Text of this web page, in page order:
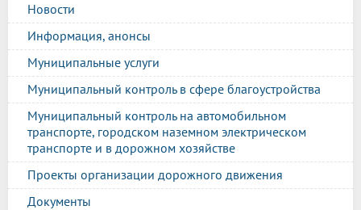
Новости
Информация, анонсы
Муниципальные услуги
Муниципальный контроль в сфере благоустройства
Муниципальный контроль на автомобильном
транспорте, городском наземном электрическом
транспорте и в дорожном хозяйстве
Проекты организации дорожного движения
Документы